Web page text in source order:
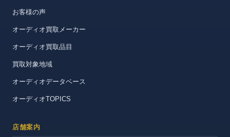
お客様の声
オーディオ買取メーカー
オーディオ買取品目
買取対象地域
オーディオデータベース
オーディオTOPICS
店舗案内